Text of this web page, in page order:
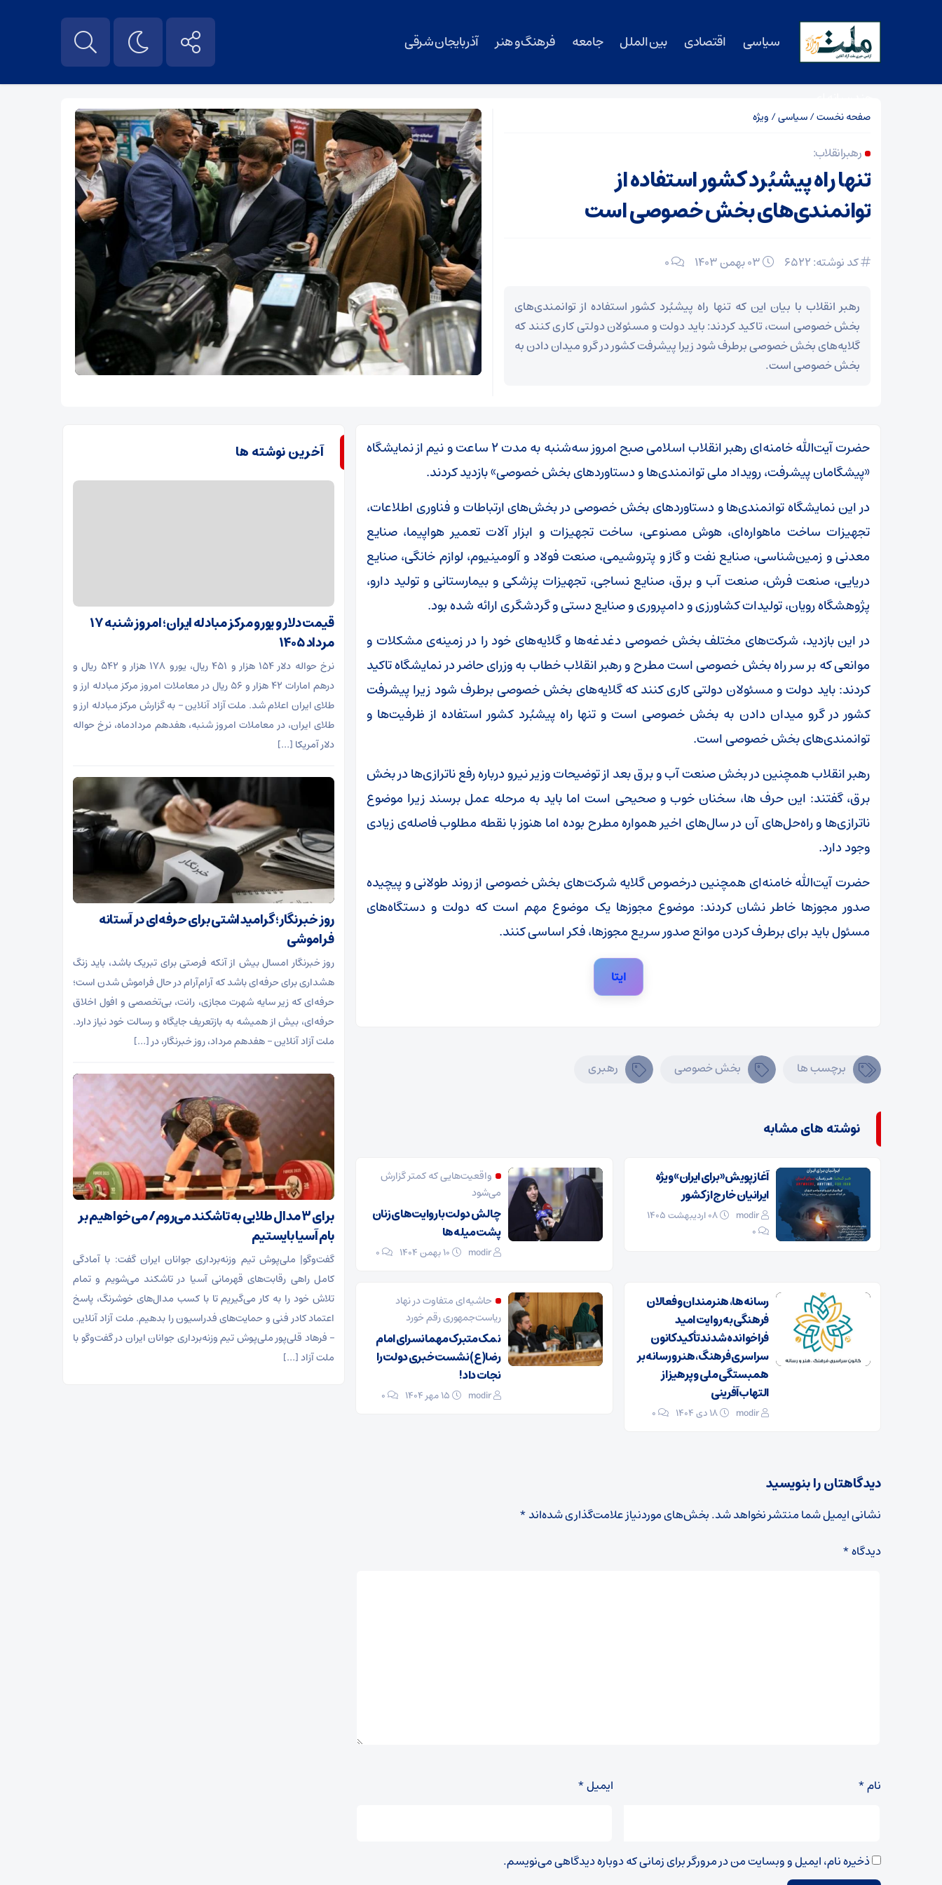
سیاسی اقتصادی بین الملل جامعه فرهنگ و هنر آذربایجان شرقی
صفحه نخست/سیاسی/ ویژه
رهبر انقلاب:
تنها راه پیشبُرد کشور استفاده از
توانمندی‌های بخش خصوصی است
کد نوشته: 6522 0
رهبر انقلاب با بیان این که تنها راه پیشبُرد کشور استفاده از توانمندی‌های
بخش خصوصی است، تاکید کردند: باید دولت و مسئولان دولتی کاری کنند که
گلایه‌های بخش خصوصی برطرف شود زیرا پیشرفت کشور در گرو میدان دادن به
بخش خصوصی است.
حضرت آیت‌الله خامنه‌ای رهبر انقلاب اسلامی صبح امروز سه‌شنبه به مدت ۲ ساعت و نیم از نمایشگاه
«پیشگامان پیشرفت، رویداد ملی توانمندی‌ها و دستاوردهای بخش خصوصی» بازدید کردند.
در این نمایشگاه توانمندی‌ها و دستاوردهای بخش خصوصی در بخش‌های ارتباطات و فناوری اطلاعات،
تجهیزات ساخت ماهواره‌ای، هوش مصنوعی، ساخت تجهیزات و ابزار آلات تعمیر هواپیما، صنایع
معدنی و زمین‌شناسی، صنایع نفت و گاز و پتروشیمی، صنعت فولاد و آلومینیوم، لوازم خانگی، صنایع
دریایی، صنعت فرش، صنعت آب و برق، صنایع نساجی، تجهیزات پزشکی و بیمارستانی و تولید دارو،
پژوهشگاه رویان، تولیدات کشاورزی و دامپروری و صنایع دستی و گردشگری ارائه شده بود.
در این بازدید، شرکت‌های مختلف بخش خصوصی دغدغه‌ها و گلایه‌های خود را در زمینه‌ی مشکلات و
موانعی که بر سر راه بخش خصوصی است مطرح و رهبر انقلاب خطاب به وزرای حاضر در نمایشگاه تاکید
کردند: باید دولت و مسئولان دولتی کاری کنند که گلایه‌های بخش خصوصی برطرف شود زیرا پیشرفت
کشور در گرو میدان دادن به بخش خصوصی است و تنها راه پیشبُرد کشور استفاده از ظرفیت‌ها و
توانمندی‌های بخش خصوصی است.
رهبر انقلاب همچنین در بخش صنعت آب و برق بعد از توضیحات وزیر نیرو درباره رفع ناترازی‌ها در بخش
برق، گفتند: این حرف ها، سخنان خوب و صحیحی است اما باید به مرحله‌ عمل برسند زیرا موضوع
ناترازی‌ها و راه‌حل‌های آن در سال‌های اخیر همواره مطرح بوده اما هنوز با نقطه مطلوب فاصله‌ی زیادی
وجود دارد.
حضرت آیت‌الله خامنه‌ای همچنین درخصوص گلایه شرکت‌های بخش خصوصی از روند طولانی و پیچیده
صدور مجوزها خاطر نشان کردند: موضوع مجوزها یک موضوع مهم است که دولت و دستگاه‌های
مسئول باید برای برطرف کردن موانع صدور سریع مجوزها، فکر اساسی کنند.
ایتا
برچسب ها بخش خصوصی رهبری
نوشته های مشابه
آغاز پویش «برای ایران» ویژه
ایرانیان خارج از کشور
modir
0
واقعیت‌هایی که کمتر گزارش
می‌شود
چالش دولت با روایت‌های زنان
پشت میله‌ها
modir
0
رسانه‌ها، هنرمندان و فعالان
فرهنگی به روایت امید
فراخوانده شدند تأکید کانون
سراسری فرهنگ، هنر و رسانه بر
همبستگی ملی و پرهیز از
التهاب‌آفرینی
modir
0
حاشیه‌ای متفاوت در نهاد
ریاست‌جمهوری رقم خورد
نمک متبرک مهمانسرای امام
رضا(ع) نشست خبری دولت را
نجات داد!
modir
0
دیدگاهتان را بنویسید
نشانی ایمیل شما منتشر نخواهد شد.بخش‌های موردنیاز علامت‌گذاری شده‌اند*
دیدگاه*
نام* ایمیل*
ذخیره نام، ایمیل و وبسایت من در مرورگر برای زمانی که دوباره دیدگاهی می‌نویسم.
آخرین نوشته ها
قیمت دلار و یورو مرکز مبادله ایران؛ امروز شنبه ۱۷
مرداد ۱۴۰۵
نرخ حواله دلار ۱۵۴ هزار و ۴۵۱ ریال، یورو ۱۷۸ هزار و ۵۴۲ ریال و
درهم امارات ۴۲ هزار و ۵۶ ریال در معاملات امروز مرکز مبادله ارز و
طلای ایران اعلام شد. ملت آزاد آنلاین – به گزارش مرکز مبادله ارز و
طلای ایران، در معاملات امروز شنبه، هفدهم مردادماه، نرخ حواله
دلار آمریکا […]
روز خبرنگار؛ گرامیداشتی برای حرفه‌ای در آستانه
فراموشی
روز خبرنگار امسال بیش از آنکه فرصتی برای تبریک باشد، باید زنگ
هشداری برای حرفه‌ای باشد که آرام‌آرام در حال فراموش شدن است؛
حرفه‌ای که زیر سایه شهرت مجازی، رانت، بی‌تخصصی و افول اخلاق
حرفه‌ای، بیش از همیشه به بازتعریف جایگاه و رسالت خود نیاز دارد.
ملت آزاد آنلاین – هفدهم مرداد، روز خبرنگار، در […]
برای ۳ مدال طلایی به تاشکند می‌روم/ می‌خواهیم بر
بام آسیا بایستیم
گفت‌و‌گو| ملی‌پوش تیم وزنه‌برداری جوانان ایران گفت: با آمادگی
کامل راهی رقابت‌های قهرمانی آسیا در تاشکند می‌شویم و تمام
تلاش خود را به کار می‌گیریم تا با کسب مدال‌های خوشرنگ، پاسخ
اعتماد کادر فنی و حمایت‌های فدراسیون را بدهیم. ملت آزاد آنلاین
– فرهاد قلی‌پور ملی‌پوش تیم وزنه‌برداری جوانان ایران در گفت‌و‌گو با
ملت آزاد […]